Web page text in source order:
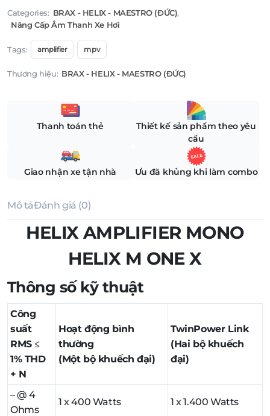
Categories: BRAX - HELIX - MAESTRO (ĐỨC),
Nâng Cấp Âm Thanh Xe Hơi
Tags: amplifier mpv
Thương hiệu: BRAX - HELIX - MAESTRO (ĐỨC)
Thanh toán thẻ
Thiết kế sản phẩm theo yêu
cầu
Giao nhận xe tận nhà Ưu đã khủng khi làm combo
Mô tảĐánh giá (0)
HELIX AMPLIFIER MONO
HELIX M ONE X
Thông số kỹ thuật
Công
suất
RMS ≤
1% THD
+ N
Hoạt động bình
thường
(Một bộ khuếch đại)
TwinPower Link
(Hai bộ khuếch
đại)
– @ 4
Ohms
1 x 400 Watts 1 x 1.400 Watts